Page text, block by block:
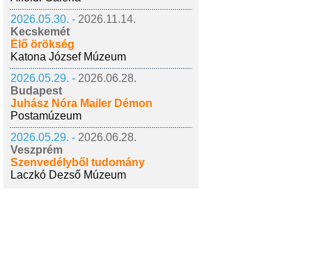
2026.05.30. - 2026.11.14.
Kecskemét
Élő örökség
Katona József Múzeum
2026.05.29. - 2026.06.28.
Budapest
Juhász Nóra Mailer Démon
Postamúzeum
2026.05.29. - 2026.06.28.
Veszprém
Szenvedélyből tudomány
Laczkó Dezső Múzeum